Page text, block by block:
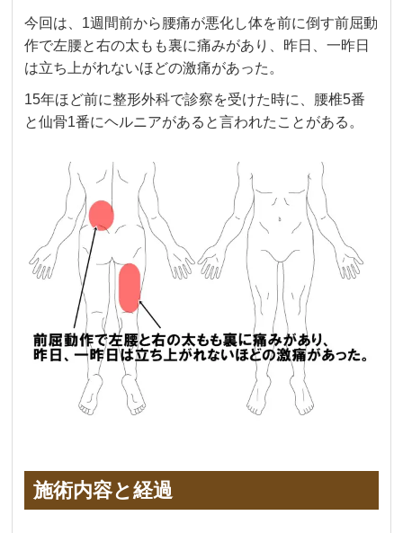
今回は、1週間前から腰痛が悪化し体を前に倒す前屈動
作で左腰と右の太もも裏に痛みがあり、昨日、一昨日
は立ち上がれないほどの激痛があった。
15年ほど前に整形外科で診察を受けた時に、腰椎5番
と仙骨1番にヘルニアがあると言われたことがある。
施術内容と経過